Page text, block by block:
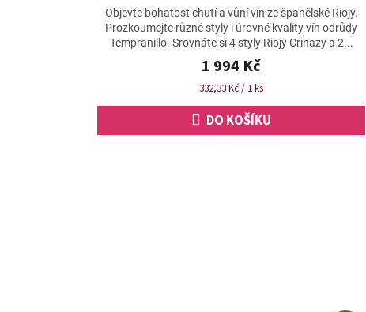
hodnocení
produktu
je
1 994 Kč
Měrná
332,33 Kč / 1 ks
DO KOŠÍKU
Objevte bohatost chutí a vůní vín ze španělské Riojy.
Prozkoumejte různé styly i úrovně kvality vín odrůdy
Tempranillo. Srovnáte si 4 styly Riojy Crinazy a 2...